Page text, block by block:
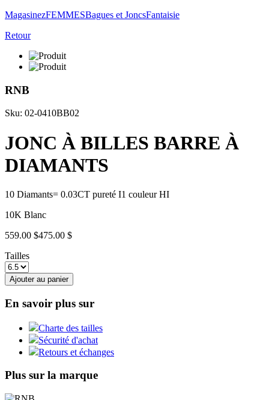
MagasinezFEMMESBagues et JoncsFantaisie
Retour
RNB
Sku: 02-0410BB02
JONC À BILLES BARRE À
DIAMANTS
10 Diamants= 0.03CT pureté I1 couleur HI
10K Blanc
559.00 $475.00 $
Tailles
Ajouter au panier
En savoir plus sur
Charte des tailles
Sécurité d'achat
Retours et échanges
Plus sur la marque